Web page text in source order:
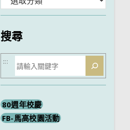
類
搜尋
搜
尋
:::
80週年校慶
FB-馬高校園活動